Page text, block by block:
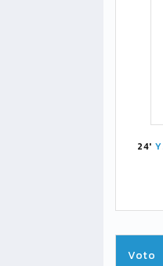
24'
Voto